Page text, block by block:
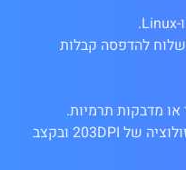
להדפסה קבלות
המדפסת יכולה לקבל מדיה ברוחב מקסימלי של 58 מ"מ ויכולה להדפיס ברוחב מקסימלי של 48 מ"מ ברזולוציה של 203DPI ובקצב